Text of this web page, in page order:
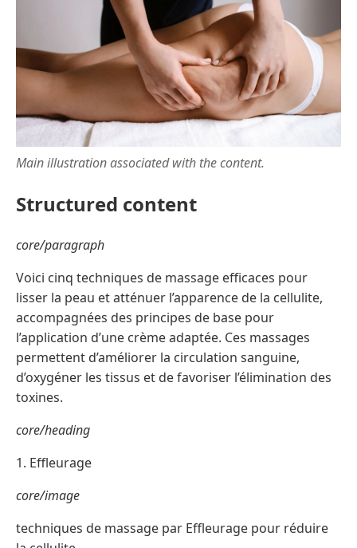
Main illustration associated with the content.
Structured content
core/paragraph
Voici cinq techniques de massage efficaces pour
lisser la peau et atténuer l’apparence de la cellulite,
accompagnées des principes de base pour
l’application d’une crème adaptée. Ces massages
permettent d’améliorer la circulation sanguine,
d’oxygéner les tissus et de favoriser l’élimination des
toxines.
core/heading
1. Effleurage
core/image
techniques de massage par Effleurage pour réduire